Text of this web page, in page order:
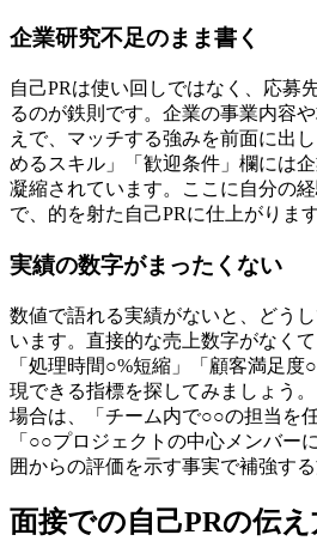
企業研究不足のまま書く
自己PRは使い回しではなく、応募
るのが鉄則です。企業の事業内容
えで、マッチする強みを前面に出
めるスキル」「歓迎条件」欄には
凝縮されています。ここに自分の
で、的を射た自己PRに仕上がります
実績の数字がまったくない
数値で語れる実績がないと、どう
います。直接的な売上数字がなく
「処理時間○%短縮」「顧客満足
現できる指標を探してみましょう
場合は、「チーム内で○○の担当を
「○○プロジェクトの中心メンバー
囲からの評価を示す事実で補強する
面接での自己PRの伝